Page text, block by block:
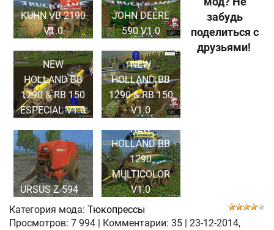
KUHN VB 2190
V1.0
JOHN DEERE
590 V1.0
NEW
HOLLAND BB
1290 & RB 150
ESPECIAL V1.0
NEW
HOLLAND BB
1290 & RB 150
V1.0
URSUS Z-594
NEW
HOLLAND BB
1290
MULTICOLOR
V1.0
забудь
поделиться с
друзьями!
Категория мода: Тюкопрессы
Просмотров: 7 994 Комментарии: 35
23-12-2014,